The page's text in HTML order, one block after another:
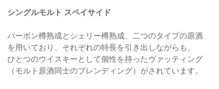
シングルモルト スペイサイド
バーボン樽熟成とシェリー樽熟成、二つのタイプの原酒
を用いており、それぞれの特長を引き出しながらも、
ひとつのウイスキーとして個性を持ったヴァッティング
（モルト原酒同士のブレンディング）がされています。